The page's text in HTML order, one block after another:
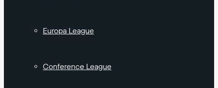
Europa League
Conference League